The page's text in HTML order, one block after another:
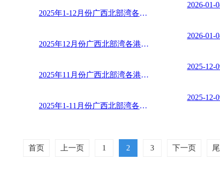
2025年1-12月份广西北部湾各港口内贸散玉米到货分类汇 ...
2026-01-
2025年12月份广西北部湾各港口内贸散玉米到货分类汇总
2026-01-
2025年11月份广西北部湾各港口内贸散玉米到货分类汇总
2025-12-
2025年1-11月份广西北部湾各港口内贸散玉米到货分类汇 ...
2025-12-
首页 上一页 1 2 3 下一页